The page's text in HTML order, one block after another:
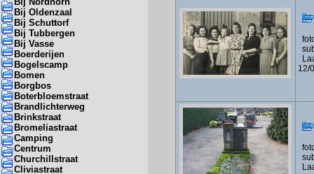
Bij Oldenzaal
Bij Schuttorf
Bij Tubbergen
Bij Vasse
Boerderijen
Bogelscamp
Bomen
Borgbos
Boterbloemstraat
Brandlichterweg
Brinkstraat
Bromeliastraat
Camping
Centrum
Churchillstraat
Cliviastraat
12/